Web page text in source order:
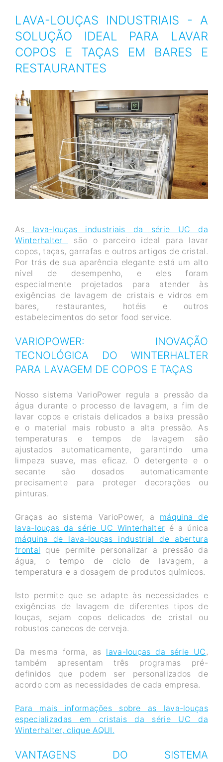
LAVA-LOUÇAS INDUSTRIAIS - A
SOLUÇÃO IDEAL PARA LAVAR
COPOS E TAÇAS EM BARES E
RESTAURANTES
As lava-louças industriais da série UC da
Winterhalter
são o parceiro ideal para lavar
copos, taças, garrafas e outros artigos de cristal.
Por trás de sua aparência elegante está um alto
nível de desempenho, e eles foram
especialmente projetados para atender às
exigências de lavagem de cristais e vidros em
bares, restaurantes, hotéis e outros
estabelecimentos do setor food service.
VARIOPOWER: INOVAÇÃO
TECNOLÓGICA DO WINTERHALTER
PARA LAVAGEM DE COPOS E TAÇAS
Nosso sistema VarioPower regula a pressão da
água durante o processo de lavagem, a fim de
lavar copos e cristais delicados a baixa pressão
e o material mais robusto a alta pressão. As
temperaturas e tempos de lavagem são
ajustados automaticamente, garantindo uma
limpeza suave, mas eficaz. O detergente e o
secante são dosados automaticamente
precisamente para proteger decorações ou
pinturas.
Graças ao sistema VarioPower, a máquina de
lava-louças da série UC Winterhalter é a única
máquina de lava-louças industrial de abertura
frontal que permite personalizar a pressão da
água, o tempo de ciclo de lavagem, a
temperatura e a dosagem de produtos químicos.
Isto permite que se adapte às necessidades e
exigências de lavagem de diferentes tipos de
louças, sejam copos delicados de cristal ou
robustos canecos de cerveja.
Da mesma forma, as lava-louças da série UC,
também apresentam três programas pré-
definidos que podem ser personalizados de
acordo com as necessidades de cada empresa.
Para mais informações sobre as lava-louças
especializadas em cristais da série UC da
Winterhalter, clique AQUI.
VANTAGENS DO SISTEMA